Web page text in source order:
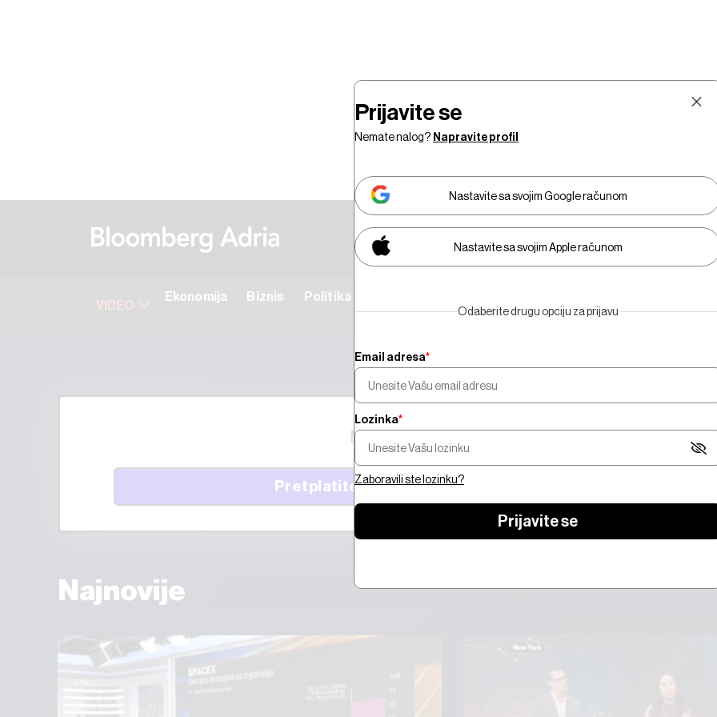
VIDEO
Ekonomija Biznis Politika
Adria
Morate biti pretplatnik da biste gledali video
Pretplatite se
Najnovije
Prijavite se
Nemate nalog? Napravite profil
Nastavite sa svojim Google računom
Nastavite sa svojim Apple računom
Odaberite drugu opciju za prijavu
Email adresa*
Lozinka*
Zaboravili ste lozinku?
Prijavite se